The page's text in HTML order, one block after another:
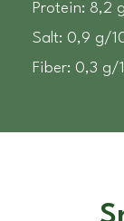
Protein: 8,2
Salt: 0,9 g/
Fiber: 0,3 g/